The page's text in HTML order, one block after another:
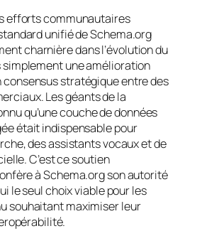
efforts communautaires
unifié de Schema.org
charnière dans l’évolution du
simplement une amélioration
stratégique entre des
Les géants de la
qu’une couche de données
était indispensable pour
des assistants vocaux et de
C’est ce soutien
à Schema.org son autorité
le seul choix viable pour les
souhaitant maximiser leur